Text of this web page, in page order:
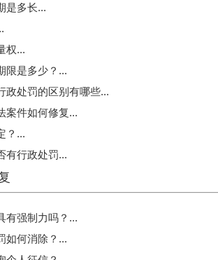
是多长...
权...
限是多少？...
政处罚的区别有哪些...
案件如何修复...
？...
有行政处罚...
有强制力吗？...
如何消除？...